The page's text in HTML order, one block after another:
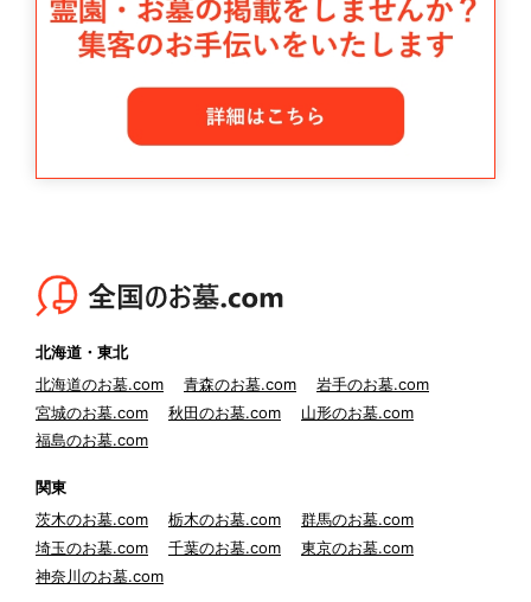
北海道・東北
北海道のお墓.com
青森のお墓.com
岩手のお墓.com
宮城のお墓.com
秋田のお墓.com
山形のお墓.com
福島のお墓.com
関東
茨木のお墓.com
栃木のお墓.com
群馬のお墓.com
埼玉のお墓.com
千葉のお墓.com
東京のお墓.com
神奈川のお墓.com